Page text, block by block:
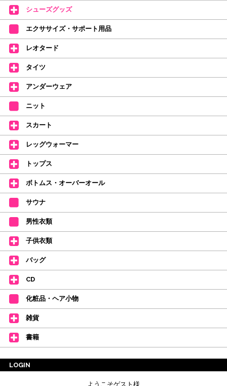
デラロミラノ2026コレクションの販売を開始しました☆
↑ご購入頂いたお客様に、デラロミラノのロゴ入りボールペンをプレゼント
中。
(お一人様1本限りになります)
価格改定のお知らせ
2026年4月1日よりシューズ全般、衣類など商品を値上げしました。
何卒ご理解いただけますようお願い申し上げます
【シューズのフィッティングについて】
全店、ご予約不要です(18:30まで)。タイツ・ソックス・トウパッドを
持参してください。
皆さまのダンスライフをサポートできるようなさまざまな商品をご紹介して
おります。
【新商品はこちらから】 ←ここをクリック♪
シューズグッズ
エクササイズ・サポート用品
レオタード
タイツ
アンダーウェア
ニット
スカート
レッグウォーマー
トップス
ボトムス・オーバーオール
サウナ
男性衣類
子供衣類
バッグ
CD
化粧品・ヘア小物
雑貨
書籍
LOGIN
ようこそゲスト様